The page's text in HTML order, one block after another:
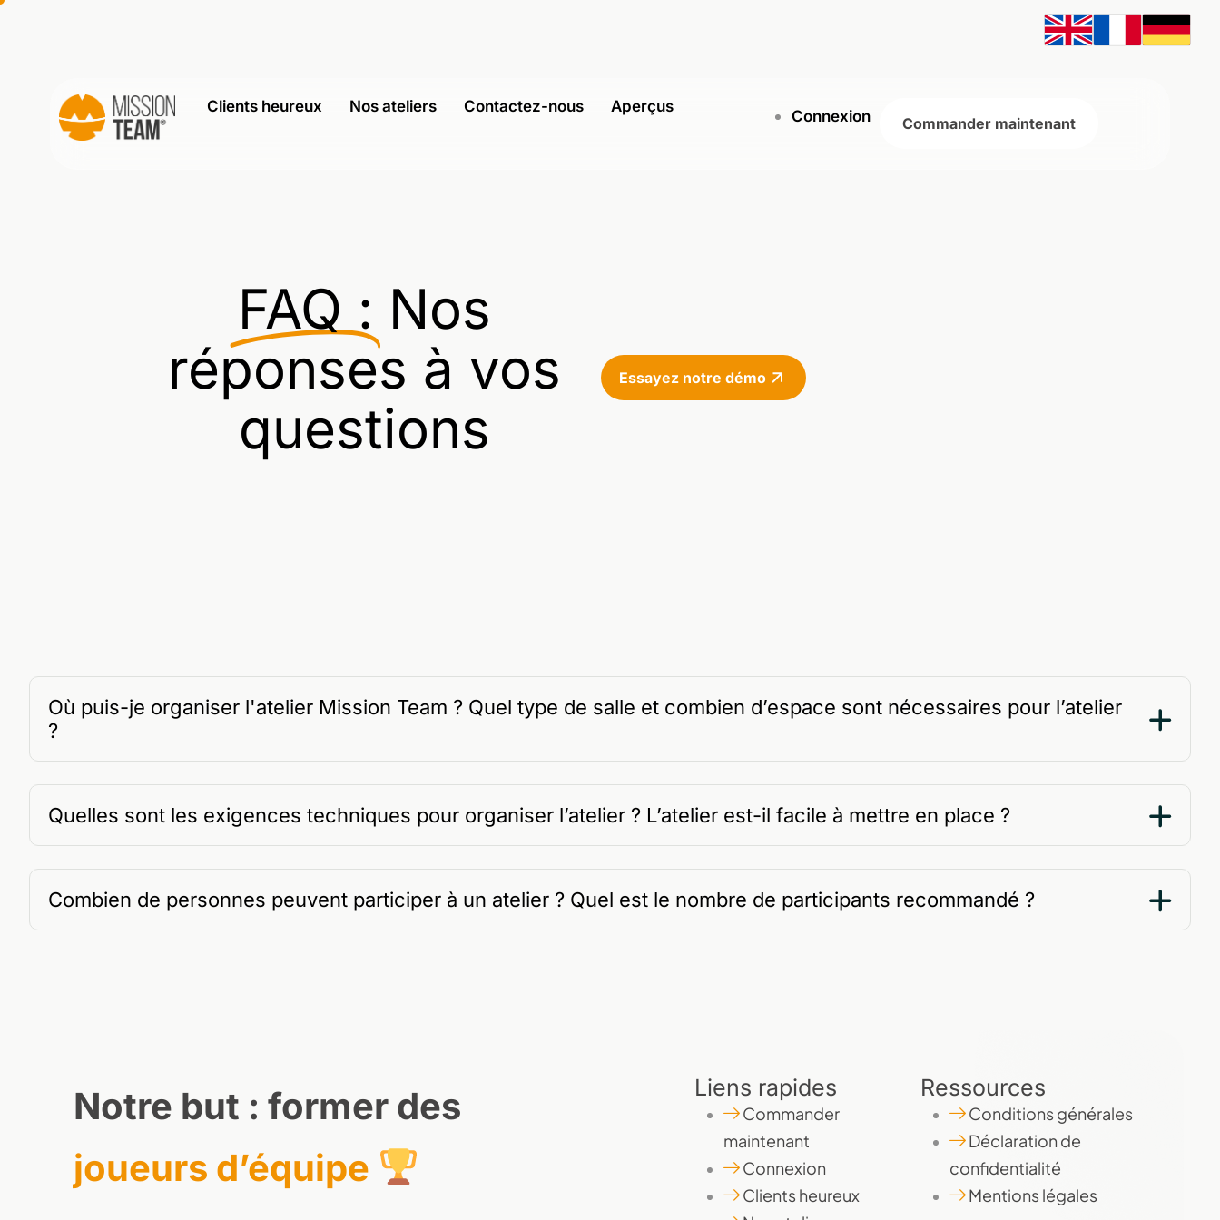
Clients heureux Nos ateliers Contactez-nous Aperçus
Connexion Commander maintenant
FAQ : Nos
réponses à vos
questions
Essayez notre démo
Où puis-je organiser l'atelier Mission Team ? Quel type de salle et combien d’espace sont nécessaires pour l’atelier
?
Quelles sont les exigences techniques pour organiser l’atelier ? L’atelier est-il facile à mettre en place ?
Combien de personnes peuvent participer à un atelier ? Quel est le nombre de participants recommandé ?
Notre but : former des
joueurs d’équipe
Liens rapides
Commander
maintenant
Connexion
Clients heureux
Ressources
Conditions générales
Déclaration de
confidentialité
Mentions légales